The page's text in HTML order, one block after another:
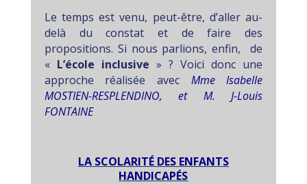
Le temps est venu, peut-être, d’aller au-
delà du constat et de faire des
propositions. Si nous parlions, enfin, de
« L’école inclusive »? Voici donc une
approche réalisée avec
Mme Isabelle
MOSTIEN-RESPLENDINO, et M. J-Louis
FONTAINE
LA SCOLARITÉ DES ENFANTS
HANDICAPÉS